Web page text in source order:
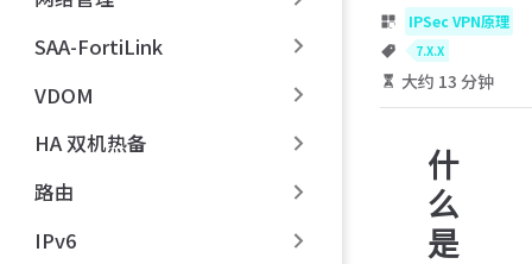
SAA-FortiLink
VDOM
HA 双机热备
路由
IPv6
IPSec VPN原理
7.X.X
大约 13 分钟
什
么
是